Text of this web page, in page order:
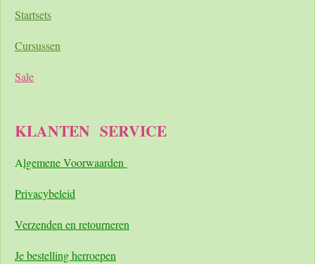
Startsets
Cursussen
Sale
KLANTEN SERVICE
Algemene Voorwaarden
Privacybeleid
Verzenden en retourneren
Je bestelling herroepen